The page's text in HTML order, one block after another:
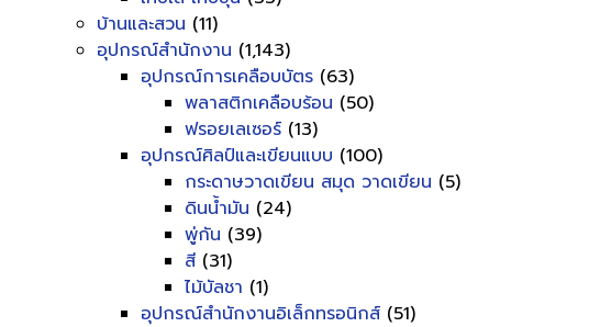
บ้านและสวน (11)
อุปกรณ์สำนักงาน (1,143)
อุปกรณ์การเคลือบบัตร (63)
พลาสติกเคลือบร้อน (50)
ฟรอยเลเซอร์ (13)
อุปกรณ์ศิลป์และเขียนแบบ (100)
กระดาษวาดเขียน สมุด วาดเขียน (5)
ดินน้ำมัน (24)
พู่กัน (39)
สี (31)
ไม้บัลชา (1)
อุปกรณ์สำนักงานอิเล็กทรอนิกส์ (51)